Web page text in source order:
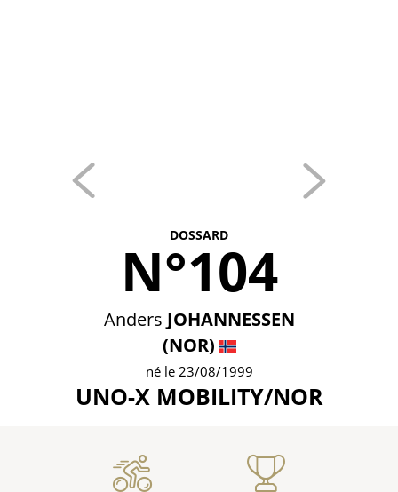
DOSSARD
N°104
Anders JOHANNESSEN
(NOR)
né le 23/08/1999
UNO-X MOBILITY/NOR